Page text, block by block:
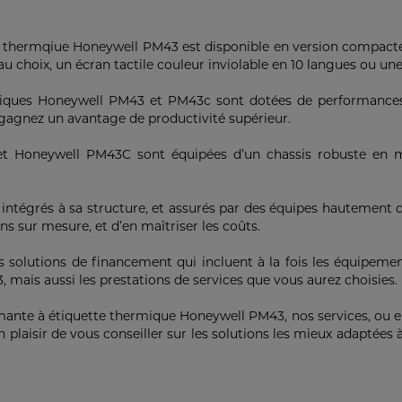
Honeywell PM43 est disponible en version
choix, un écran tactile couleur inviolable en 10 langues ou
Honeywell PM43 et PM43c sont dotées de
un avantage de productivité supérieur.
PM43C sont équipées d’un chassis robuste en
à sa structure, et assurés par des équipes hautement
sur mesure, et d’en maîtriser les coûts.
solutions de financement qui incluent à la fois les
aussi les prestations de services que vous aurez choisies.
à étiquette thermique Honeywell PM43, nos services, ou
plaisir de vous conseiller sur les solutions les mieux adaptées